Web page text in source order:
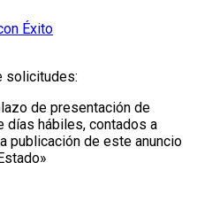
Éxito
solicitudes:
de presentación de
días hábiles, contados a
publicación de este anuncio